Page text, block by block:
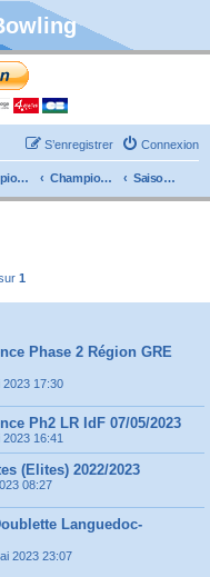
Connexion
S’enregistrer
Championnats de France Championnat Doublettes Saison 2022/2023
1
Phase 2 Région GRE
2023 17:30
Ph2 LR IdF 07/05/2023
16:41
(Elites) 2022/2023
08:27
Languedoc-
2023 23:07